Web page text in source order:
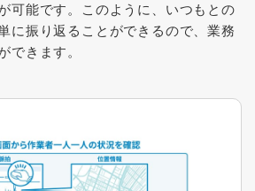
可能です。このように、いつもとの
に振り返ることができるので、業務
できます。